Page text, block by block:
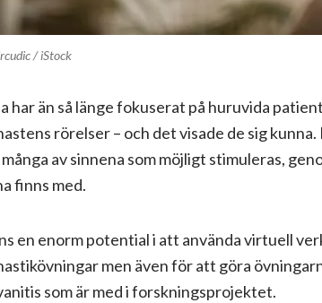
/ iStock
har än så länge fokuserat på huruvida
rörelser – och det visade de sig
många av sinnena som möjligt stimuleras,
finns med.
en enorm potential i att använda virtuell
men även för att göra
som är med i forskningsprojektet.